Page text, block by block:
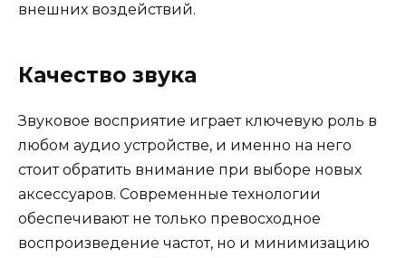
внешних воздействий.
Качество звука
Звуковое восприятие играет ключевую роль в
любом аудио устройстве, и именно на него
стоит обратить внимание при выборе новых
аксессуаров. Современные технологии
обеспечивают не только превосходное
воспроизведение частот, но и минимизацию